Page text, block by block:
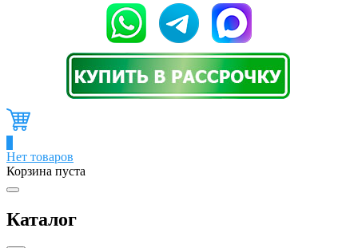
Нет товаров
Корзина пуста
Каталог